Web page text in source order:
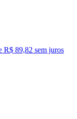
R$ 89,82 sem juros